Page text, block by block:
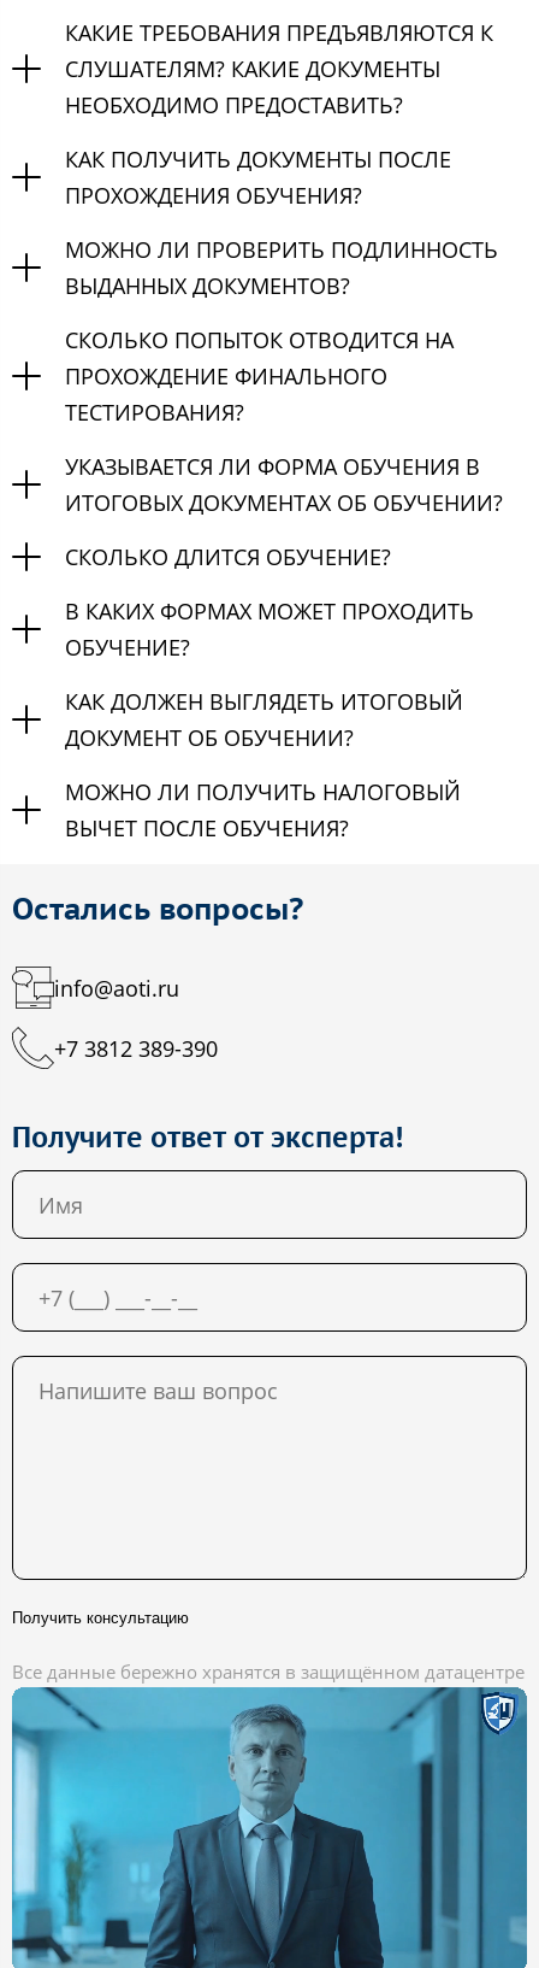
КАКИЕ ТРЕБОВАНИЯ ПРЕДЪЯВЛЯЮТСЯ К
СЛУШАТЕЛЯМ? КАКИЕ ДОКУМЕНТЫ
НЕОБХОДИМО ПРЕДОСТАВИТЬ?
КАК ПОЛУЧИТЬ ДОКУМЕНТЫ ПОСЛЕ
ПРОХОЖДЕНИЯ ОБУЧЕНИЯ?
МОЖНО ЛИ ПРОВЕРИТЬ ПОДЛИННОСТЬ
ВЫДАННЫХ ДОКУМЕНТОВ?
СКОЛЬКО ПОПЫТОК ОТВОДИТСЯ НА
ПРОХОЖДЕНИЕ ФИНАЛЬНОГО
ТЕСТИРОВАНИЯ?
УКАЗЫВАЕТСЯ ЛИ ФОРМА ОБУЧЕНИЯ В
ИТОГОВЫХ ДОКУМЕНТАХ ОБ ОБУЧЕНИИ?
СКОЛЬКО ДЛИТСЯ ОБУЧЕНИЕ?
В КАКИХ ФОРМАХ МОЖЕТ ПРОХОДИТЬ
ОБУЧЕНИЕ?
КАК ДОЛЖЕН ВЫГЛЯДЕТЬ ИТОГОВЫЙ
ДОКУМЕНТ ОБ ОБУЧЕНИИ?
МОЖНО ЛИ ПОЛУЧИТЬ НАЛОГОВЫЙ
ВЫЧЕТ ПОСЛЕ ОБУЧЕНИЯ?
Остались вопросы?
info@aoti.ru
+7 3812 389-390
Получите ответ от эксперта!
Получить консультацию
Все данные бережно хранятся в защищённом датацентре